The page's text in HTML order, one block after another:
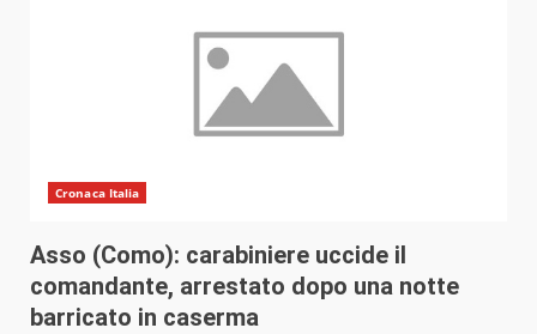
Cronaca Italia
Asso (Como): carabiniere uccide il
comandante, arrestato dopo una notte
barricato in caserma